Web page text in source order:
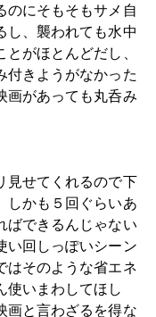
のにそもそもサメ自
し、襲われても水中
がほとんどだし、
付きようがなかった
画があっても丸呑み
見せてくれるので下
しかも５回ぐらいあ
ばできるんじゃない
い回しっぽいシーン
はそのような省エネ
使いまわしてほし
画と言わざるを得な